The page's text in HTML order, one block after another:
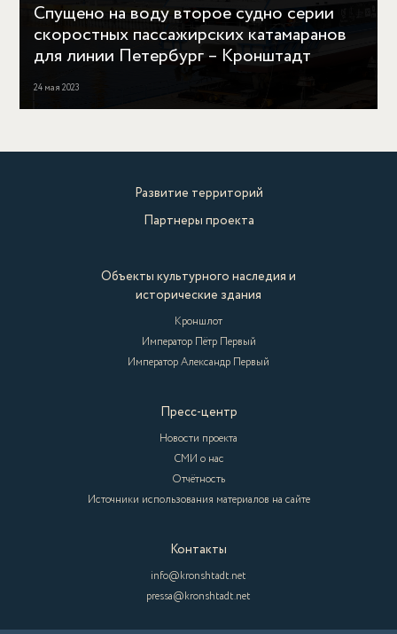
Спущено на воду второе судно серии
скоростных пассажирских катамаранов
для линии Петербург – Кронштадт
24 мая 2023
Развитие территорий
Партнеры проекта
Объекты культурного наследия и
исторические здания
Кроншлот
Император Пётр Первый
Император Александр Первый
Пресс-центр
Новости проекта
СМИ о нас
Отчётность
Источники использования материалов на сайте
Контакты
info@kronshtadt.net
pressa@kronshtadt.net